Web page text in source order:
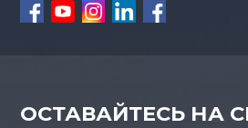
ОСТАВАЙТЕСЬ НА